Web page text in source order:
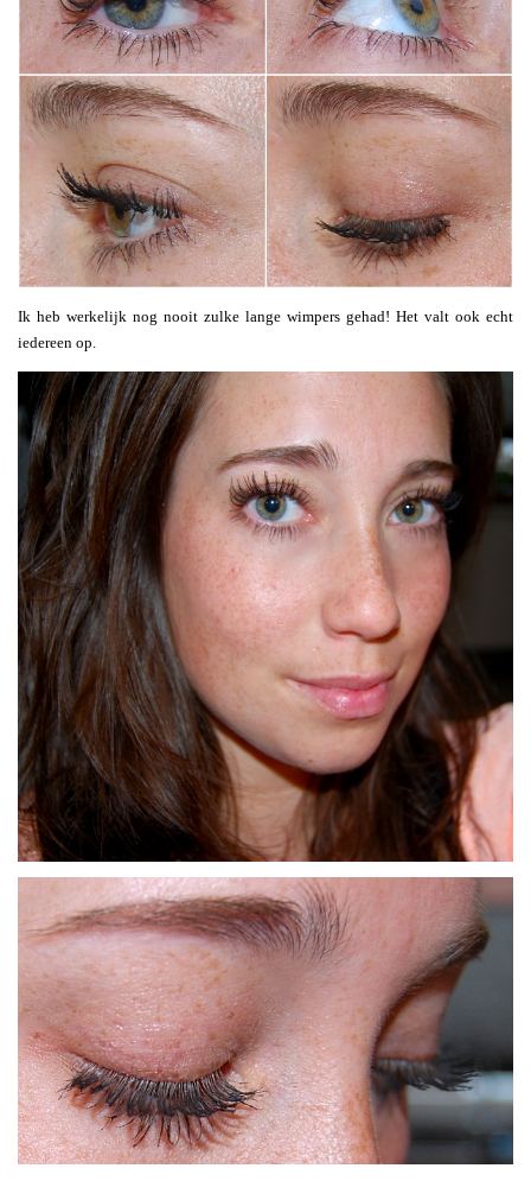
Ik heb werkelijk nog nooit zulke lange wimpers gehad! Het valt ook echt
iedereen op.